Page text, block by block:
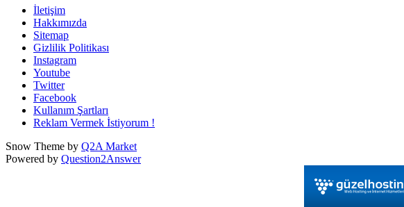
İletişim
Hakkımızda
Sitemap
Gizlilik Politikası
Instagram
Youtube
Twitter
Facebook
Kullanım Şartları
Reklam Vermek İstiyorum !
Snow Theme by Q2A Market
Powered by Question2Answer